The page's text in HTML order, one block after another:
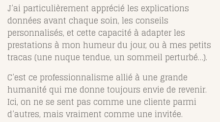
J’ai particulièrement apprécié les explications
données avant chaque soin, les conseils
personnalisés, et cette capacité à adapter les
prestations à mon humeur du jour, ou à mes petits
tracas (une nuque tendue, un sommeil perturbé…).
C’est ce professionnalisme allié à une grande
humanité qui me donne toujours envie de revenir.
Ici, on ne se sent pas comme une cliente parmi
d’autres, mais vraiment comme une invitée.